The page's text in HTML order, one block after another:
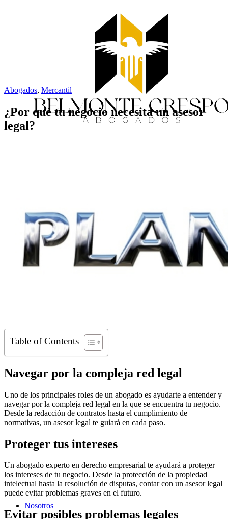
Servicios
Nosotros
Abogados, Mercantil
¿Por qué tu negocio necesita un asesor
legal?
Table of Contents
Navegar por la compleja red legal
Uno de los principales roles de un abogado es ayudarte a entender y
navegar por la compleja red legal en la que se encuentra tu negocio.
Desde la redacción de contratos hasta el cumplimiento de
normativas, un asesor legal te guiará en cada paso.
Proteger tus intereses
Un abogado experto en derecho empresarial te ayudará a proteger
los intereses de tu negocio. Desde la protección de la propiedad
intelectual hasta la resolución de disputas, contar con un asesor legal
puede evitar problemas graves en el futuro.
Evitar posibles problemas legales